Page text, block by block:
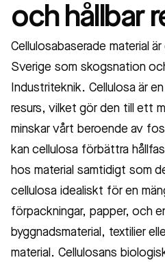
och hållbar
Cellulosabaserade material
Sverige som skogsnation
Industriteknik. Cellulosa är
resurs, vilket gör den till ett
minskar vårt beroende av
kan cellulosa förbättra
hos material samtidigt som
cellulosa idealiskt för en
förpackningar, papper, och
byggnadsmaterial, textilier
material. Cellulosans